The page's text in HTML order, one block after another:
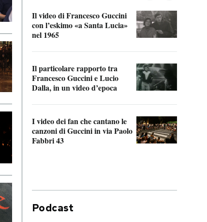
Il video di Francesco Guccini
con l’eskimo «a Santa Lucia»
nel 1965
Il particolare rapporto tra
Francesco Guccini e Lucio
Dalla, in un video d’epoca
I video dei fan che cantano le
canzoni di Guccini in via Paolo
Fabbri 43
Podcast